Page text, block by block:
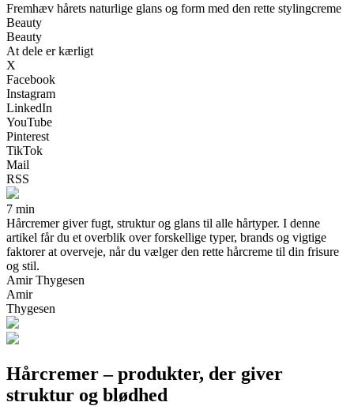
Fremhæv hårets naturlige glans og form med den rette stylingcreme
Beauty
Beauty
At dele er kærligt
X
Facebook
Instagram
LinkedIn
YouTube
Pinterest
TikTok
Mail
RSS
7 min
Hårcremer giver fugt, struktur og glans til alle hårtyper. I denne
artikel får du et overblik over forskellige typer, brands og vigtige
faktorer at overveje, når du vælger den rette hårcreme til din frisure
og stil.
Amir Thygesen
Amir
Thygesen
Hårcremer – produkter, der giver
struktur og blødhed